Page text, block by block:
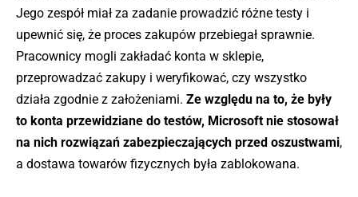
Jego zespół miał za zadanie prowadzić różne testy i
upewnić się, że proces zakupów przebiegał sprawnie.
Pracownicy mogli zakładać konta w sklepie,
przeprowadzać zakupy i weryfikować, czy wszystko
działa zgodnie z założeniami. Ze względu na to, że były
to konta przewidziane do testów, Microsoft nie stosował
na nich rozwiązań zabezpieczających przed oszustwami,
a dostawa towarów fizycznych była zablokowana.